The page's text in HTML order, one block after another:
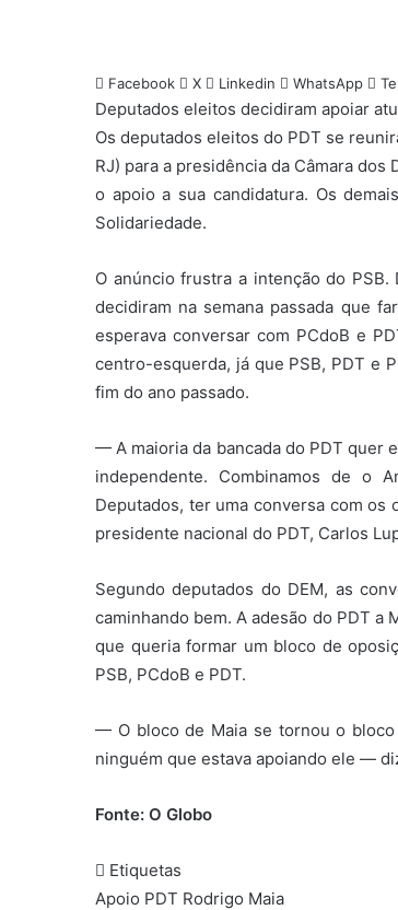
Facebook X Linkedin WhatsApp
Deputados eleitos decidiram apoiar
Os deputados eleitos do PDT se
RJ) para a presidência da Câmara
o apoio a sua candidatura. Os
Solidariedade.
O anúncio frustra a intenção do
decidiram na semana passada que
esperava conversar com PCdoB e
centro-esquerda, já que PSB, PDT e
fim do ano passado.
— A maioria da bancada do PDT quer
independente. Combinamos de o
Deputados, ter uma conversa com
presidente nacional do PDT, Carlos
Segundo deputados do DEM, as
caminhando bem. A adesão do PDT a
que queria formar um bloco de
PSB, PCdoB e PDT.
— O bloco de Maia se tornou o
ninguém que estava apoiando ele —
Fonte: O Globo
Etiquetas
Apoio PDT Rodrigo Maia